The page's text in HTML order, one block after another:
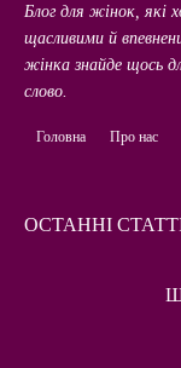
Блог для жінок, які
щасливими й
жінка знайде щось
слово.
Головна Про нас
ОСТАННІ